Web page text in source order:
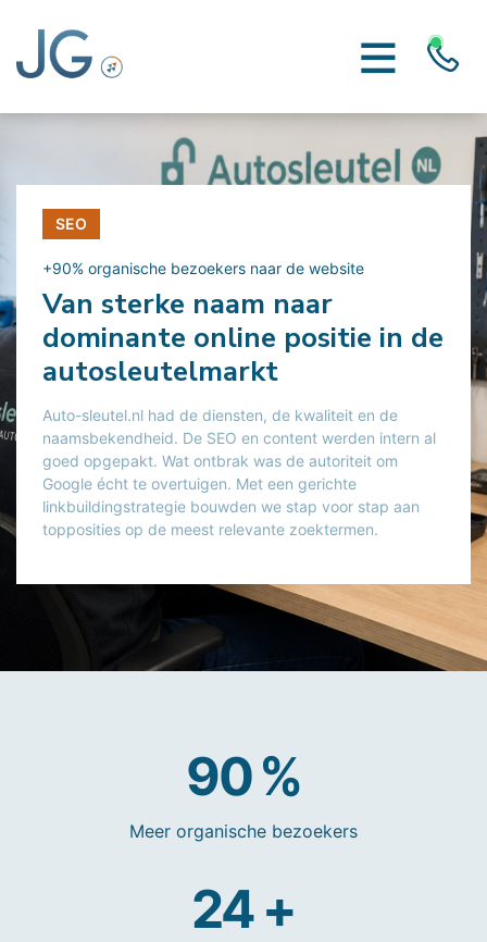
SEO
+90% organische bezoekers naar de website
Van sterke naam naar
dominante online positie in de
autosleutelmarkt
Auto-sleutel.nl had de diensten, de kwaliteit en de
naamsbekendheid. De SEO en content werden intern al
goed opgepakt. Wat ontbrak was de autoriteit om
Google écht te overtuigen. Met een gerichte
linkbuildingstrategie bouwden we stap voor stap aan
topposities op de meest relevante zoektermen.
90%
Meer organische bezoekers
25+